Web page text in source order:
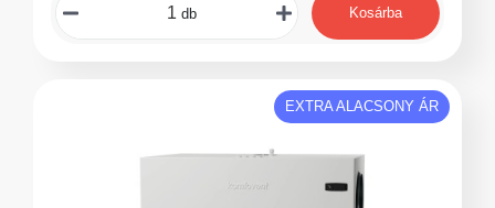
db Kosárba
EXTRA ALACSONY ÁR